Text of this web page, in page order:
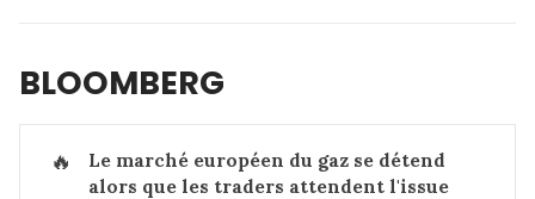
BLOOMBERG
🔥
Le marché européen du gaz se détend
alors que les traders attendent l'issue